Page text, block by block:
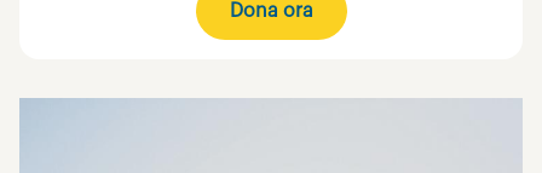
Dona ora